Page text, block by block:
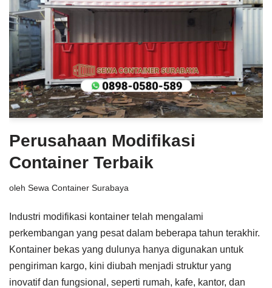
Perusahaan Modifikasi
Container Terbaik
oleh Sewa Container Surabaya
Industri modifikasi kontainer telah mengalami
perkembangan yang pesat dalam beberapa tahun terakhir.
Kontainer bekas yang dulunya hanya digunakan untuk
pengiriman kargo, kini diubah menjadi struktur yang
inovatif dan fungsional, seperti rumah, kafe, kantor, dan